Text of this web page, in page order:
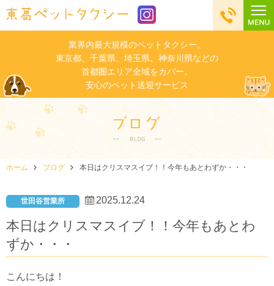
業界内最大規模のペットタクシー。
東京都、千葉県、埼玉県、神奈川県などの
首都圏エリア全域をカバー。
安心のペット送迎サービス
ホーム ブログ 本日はクリスマスイブ！！今年もあとわずか・・・
世田谷営業所 2025.12.24
本日はクリスマスイブ！！今年もあとわ
ずか・・・
こんにちは！